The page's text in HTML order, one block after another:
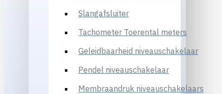
Slangafsluiter
Tachometer Toerental meters
Geleidbaarheid niveauschakelaar
Pendel niveauschakelaar
Membraandruk niveauschakelaars